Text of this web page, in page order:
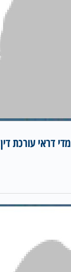
מדי דראי עורכת דין